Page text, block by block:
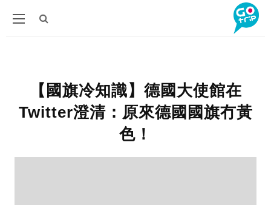
【國旗冷知識】德國大使館在
Twitter澄清：原來德國國旗冇黃
色！